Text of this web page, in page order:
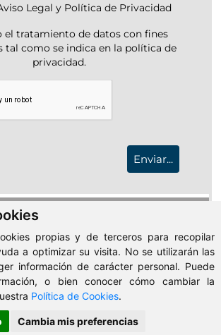
propias y de terceros para recopilar
a optimizar su visita. No se utilizarán las
información de carácter personal. Puede
o bien conocer cómo cambiar la
Política de Cookies.
Cambia mis preferencias
Legal y Política de Privacidad
el tratamiento de datos con fines
tal como se indica en la política de
privacidad.
gratuito sobre su
de hipoteca